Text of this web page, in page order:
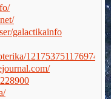
galactikainfo
121753751176974